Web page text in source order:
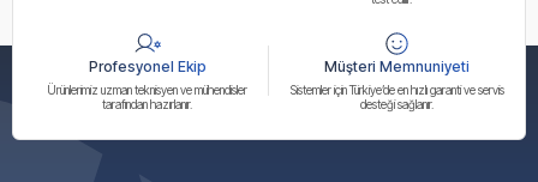
Profesyonel Ekip
Ürünlerimiz uzman teknisyen ve mühendisler
tarafından hazırlanır.
Müşteri Memnuniyeti
Sistemler için Türkiye’de en hızlı garanti ve servis
desteği sağlanır.